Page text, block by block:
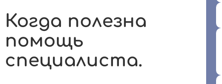
Когда полезна
помощь
специалиста.